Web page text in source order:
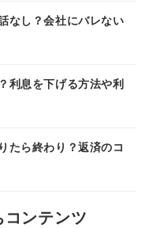
なし？会社にバレない
利息を下げる方法や利
たら終わり？返済のコ
ンテンツ